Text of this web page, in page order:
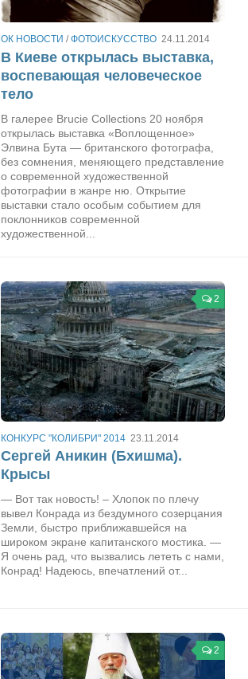
ОК НОВОСТИ /ФОТОИСКУССТВО 24.11.2014
В Киеве открылась выставка,
воспевающая человеческое
тело
В галерее Brucie Collections 20 ноября
открылась выставка «Воплощенное»
Элвина Бута — британского фотографа,
без сомнения, меняющего представление
о современной художественной
фотографии в жанре ню. Открытие
выставки стало особым событием для
поклонников современной
художественной...
2
КОНКУРС "КОЛИБРИ" 2014 23.11.2014
Сергей Аникин (Бхишма).
Крысы
— Вот так новость! – Хлопок по плечу
вывел Конрада из бездумного созерцания
Земли, быстро приближавшейся на
широком экране капитанского мостика. —
Я очень рад, что вызвались лететь с нами,
Конрад! Надеюсь, впечатлений от...
2